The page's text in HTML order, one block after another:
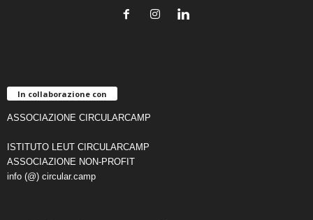
In collaborazione con
ASSOCIAZIONE CIRCULARCAMP
ISTITUTO LEUT CIRCULARCAMP
ASSOCIAZIONE NON-PROFIT
info (@) circular.camp